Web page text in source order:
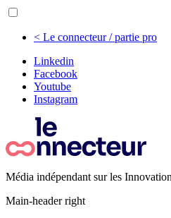
< Le connecteur / partie pro
Linkedin
Facebook
Youtube
Instagram
Média indépendant sur les
Main-header right